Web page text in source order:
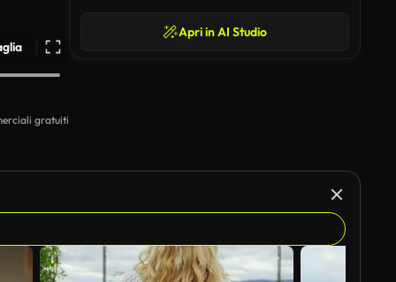
gratuiti
Apri in AI Studio